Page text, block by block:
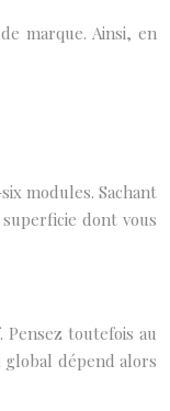
marque. Ainsi, en
modules. Sachant
dont vous
toutefois au
dépend alors